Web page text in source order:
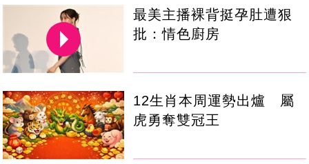
最美主播裸背挺孕肚遭狠
批：情色廚房
12生肖本周運勢出爐 屬
虎勇奪雙冠王